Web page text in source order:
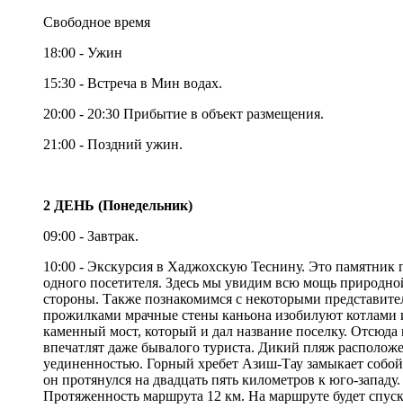
Свободное время
18:00 - Ужин
15:30 - Встреча в Мин водах.
20:00 - 20:30 Прибытие в объект размещения.
21:00 - Поздний ужин.
2 ДЕНЬ (Понедельник)
09:00 - Завтрак.
10:00 - Экскурсия в Хаджохскую Теснину. Это памятник
одного посетителя. Здесь мы увидим всю мощь
стороны. Также познакомимся с некоторыми
прожилками мрачные стены каньона изобилуют
каменный мост, который и дал название поселку.
впечатлят даже бывалого туриста. Дикий пляж
уединенностью. Горный хребет Азиш-Тау замыкает
он протянулся на двадцать пять километров к юго-
Протяженность маршрута 12 км. На маршруте будет